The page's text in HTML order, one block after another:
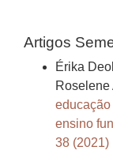
Artigos
Érika
Roselene
educação
ensino
38 (2021)